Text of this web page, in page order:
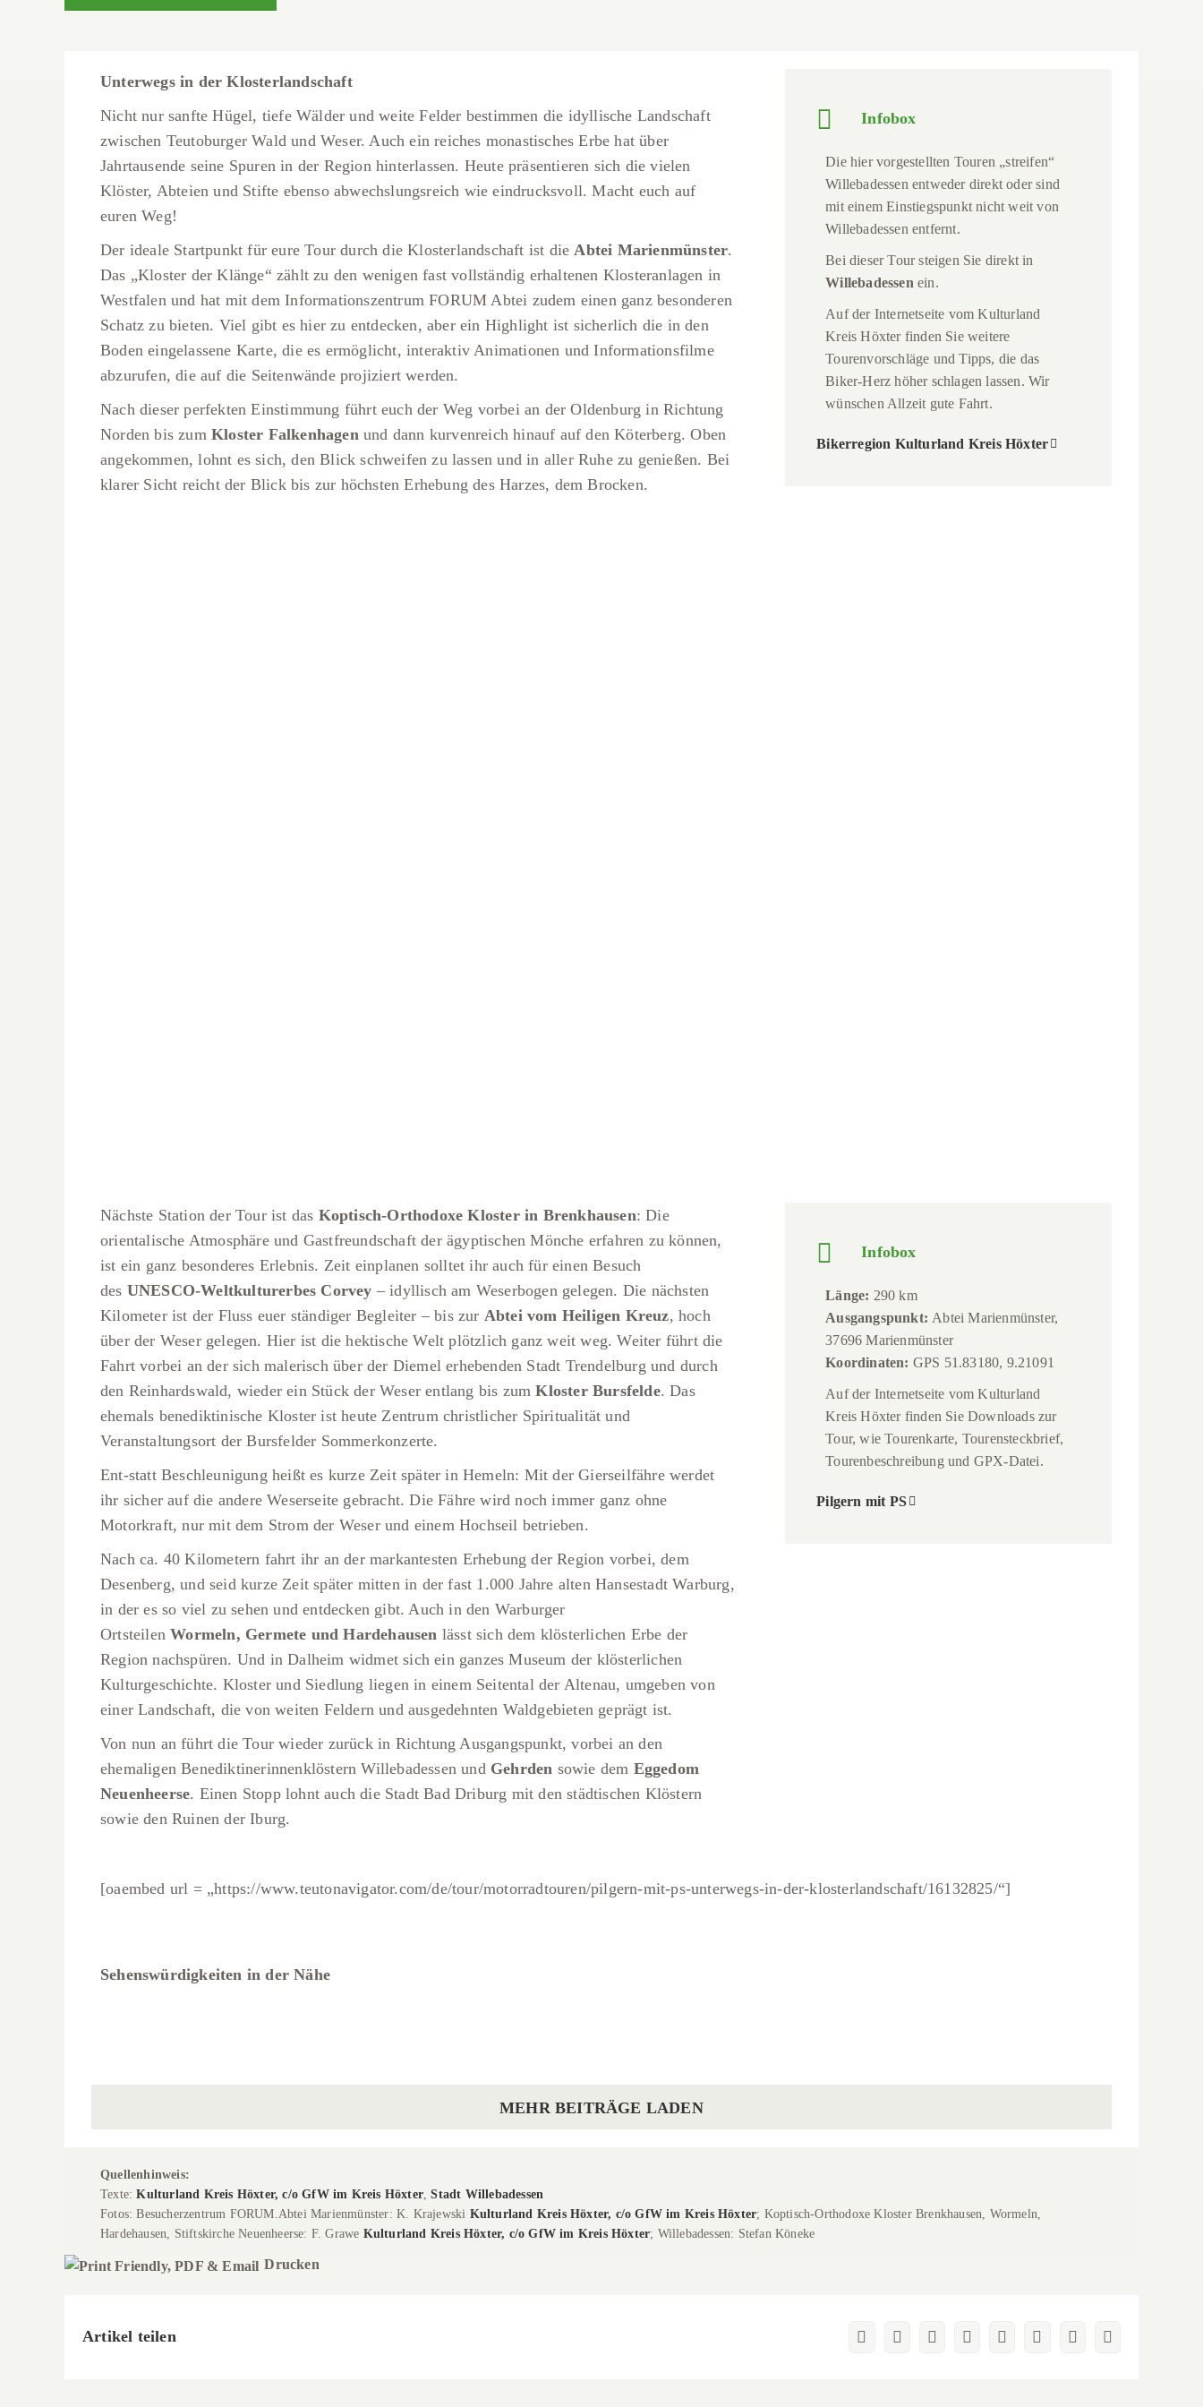
Unterwegs in der Klosterlandschaft
Nicht nur sanfte Hügel, tiefe Wälder und weite Felder bestimmen die idyllische Landschaft
zwischen Teutoburger Wald und Weser. Auch ein reiches monastisches Erbe hat über
Jahrtausende seine Spuren in der Region hinterlassen. Heute präsentieren sich die vielen
Klöster, Abteien und Stifte ebenso abwechslungsreich wie eindrucksvoll. Macht euch auf
euren Weg!
Der ideale Startpunkt für eure Tour durch die Klosterlandschaft ist dieAbtei Marienmünster.
Das „Kloster der Klänge“ zählt zu den wenigen fast vollständig erhaltenen Klosteranlagen in
Westfalen und hat mit dem Informationszentrum FORUM Abtei zudem einen ganz besonderen
Schatz zu bieten. Viel gibt es hier zu entdecken, aber ein Highlight ist sicherlich die in den
Boden eingelassene Karte, die es ermöglicht, interaktiv Animationen und Informationsfilme
abzurufen, die auf die Seitenwände projiziert werden.
Nach dieser perfekten Einstimmung führt euch der Weg vorbei an der Oldenburg in Richtung
Norden bis zum Kloster Falkenhagenund dann kurvenreich hinauf auf den Köterberg. Oben
angekommen, lohnt es sich, den Blick schweifen zu lassen und in aller Ruhe zu genießen. Bei
klarer Sicht reicht der Blick bis zur höchsten Erhebung des Harzes, dem Brocken.
Infobox
Die hier vorgestellten Touren „streifen“
Willebadessen entweder direkt oder sind
mit einem Einstiegspunkt nicht weit von
Willebadessen entfernt.
Bei dieser Tour steigen Sie direkt in
Willebadessen ein.
Auf der Internetseite vom Kulturland
Kreis Höxter finden Sie weitere
Tourenvorschläge und Tipps, die das
Biker-Herz höher schlagen lassen. Wir
wünschen Allzeit gute Fahrt.
Bikerregion Kulturland Kreis Höxter
Nächste Station der Tour ist das Koptisch-Orthodoxe Kloster in Brenkhausen: Die
orientalische Atmosphäre und Gastfreundschaft der ägyptischen Mönche erfahren zu können,
ist ein ganz besonderes Erlebnis. Zeit einplanen solltet ihr auch für einen Besuch
des UNESCO-Weltkulturerbes Corvey – idyllisch am Weserbogen gelegen. Die nächsten
Kilometer ist der Fluss euer ständiger Begleiter – bis zur Abtei vom Heiligen Kreuz, hoch
über der Weser gelegen. Hier ist die hektische Welt plötzlich ganz weit weg. Weiter führt die
Fahrt vorbei an der sich malerisch über der Diemel erhebenden Stadt Trendelburg und durch
den Reinhardswald, wieder ein Stück der Weser entlang bis zumKloster Bursfelde. Das
ehemals benediktinische Kloster ist heute Zentrum christlicher Spiritualität und
Veranstaltungsort der Bursfelder Sommerkonzerte.
Ent-statt Beschleunigung heißt es kurze Zeit später in Hemeln: Mit der Gierseilfähre werdet
ihr sicher auf die andere Weserseite gebracht. Die Fähre wird noch immer ganz ohne
Motorkraft, nur mit dem Strom der Weser und einem Hochseil betrieben.
Nach ca. 40 Kilometern fahrt ihr an der markantesten Erhebung der Region vorbei, dem
Desenberg, und seid kurze Zeit später mitten in der fast 1.000 Jahre alten Hansestadt Warburg,
in der es so viel zu sehen und entdecken gibt. Auch in den Warburger
OrtsteilenWormeln, Germete und Hardehausen lässt sich dem klösterlichen Erbe der
Region nachspüren. Und in Dalheim widmet sich ein ganzes Museum der klösterlichen
Kulturgeschichte. Kloster und Siedlung liegen in einem Seitental der Altenau, umgeben von
einer Landschaft, die von weiten Feldern und ausgedehnten Waldgebieten geprägt ist.
Von nun an führt die Tour wieder zurück in Richtung Ausgangspunkt, vorbei an den
ehemaligen Benediktinerinnenklöstern Willebadessen und Gehrden sowie dem Eggedom
Neuenheerse. Einen Stopp lohnt auch die Stadt Bad Driburg mit den städtischen Klöstern
sowie den Ruinen der Iburg.
Infobox
Länge: 290 km
Ausgangspunkt: Abtei Marienmünster,
37696 Marienmünster
Koordinaten: GPS 51.83180, 9.21091
Auf der Internetseite vom Kulturland
Kreis Höxter finden Sie Downloads zur
Tour, wie Tourenkarte, Tourensteckbrief,
Tourenbeschreibung und GPX-Datei.
Pilgern mit PS
[oaembed url = „https://www.teutonavigator.com/de/tour/motorradtouren/pilgern-mit-ps-unterwegs-in-der-klosterlandschaft/16132825/“]
Sehenswürdigkeiten in der Nähe
Krippe
Vitus
MEHR BEITRÄGE LADEN
Quellenhinweis:
Texte:Kulturland Kreis Höxter, c/o GfW im Kreis Höxter,Stadt Willebadessen
Fotos: Besucherzentrum FORUM.Abtei Marienmünster: K. Krajewski Kulturland Kreis Höxter, c/o GfW im Kreis Höxter; Koptisch-Orthodoxe Kloster Brenkhausen, Wormeln,
Hardehausen, Stiftskirche Neuenheerse: F. Grawe Kulturland Kreis Höxter, c/o GfW im Kreis Höxter; Willebadessen: Stefan Köneke
Drucken
Artikel teilen Facebook
X RedditLinkedInWhatsApp
Pinterest
Vk
E-